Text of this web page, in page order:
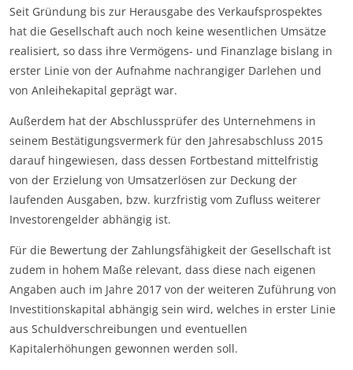
Seit Gründung bis zur Herausgabe des Verkaufsprospektes
hat die Gesellschaft auch noch keine wesentlichen Umsätze
realisiert, so dass ihre Vermögens- und Finanzlage bislang in
erster Linie von der Aufnahme nachrangiger Darlehen und
von Anleihekapital geprägt war.
Außerdem hat der Abschlussprüfer des Unternehmens in
seinem Bestätigungsvermerk für den Jahresabschluss 2015
darauf hingewiesen, dass dessen Fortbestand mittelfristig
von der Erzielung von Umsatzerlösen zur Deckung der
laufenden Ausgaben, bzw. kurzfristig vom Zufluss weiterer
Investorengelder abhängig ist.
Für die Bewertung der Zahlungsfähigkeit der Gesellschaft ist
zudem in hohem Maße relevant, dass diese nach eigenen
Angaben auch im Jahre 2017 von der weiteren Zuführung von
Investitionskapital abhängig sein wird, welches in erster Linie
aus Schuldverschreibungen und eventuellen
Kapitalerhöhungen gewonnen werden soll.